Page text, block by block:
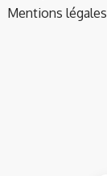
Mentions légales